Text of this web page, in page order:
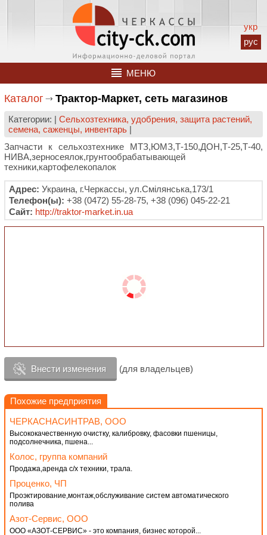
укр
рус
МЕНЮ
Каталог Трактор-Маркет, сеть магазинов
Категории: | Сельхозтехника, удобрения, защита растений,
семена, саженцы, инвентарь |
Запчасти к сельхозтехнике МТЗ,ЮМЗ,Т-150,ДОН,Т-25,Т-40,
НИВА,зерносеялок,грунтообрабатывающей
техники,картофелекопалок
Адрес: Украина, г.Черкассы, ул.Смілянська,173/1
Телефон(ы): +38 (0472) 55-28-75, +38 (096) 045-22-21
Сайт: http://traktor-market.in.ua
Внести изменения (для владельцев)
Похожие предприятия
ЧЕРКАСНАСИНТРАВ, ООО
Высококачественную очистку, калибровку, фасовки пшеницы,
подсолнечника, пшена...
Колос, группа компаний
Продажа,аренда с/х техники, трала.
Проценко, ЧП
Проэктирование,монтаж,обслуживание систем автоматического
полива
Азот-Сервис, ООО
ООО «АЗОТ-СЕРВИС» - это компания, бизнес которой...